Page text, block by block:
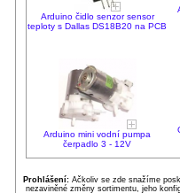
Arduino čidlo senzor sensor
teploty s Dallas DS18B20 na PCB
Arduino mini vodní pumpa
čerpadlo 3 - 12V
Prohlášení:Ačkoliv se zde snažíme
nezaviněné změny sortimentu, jeho